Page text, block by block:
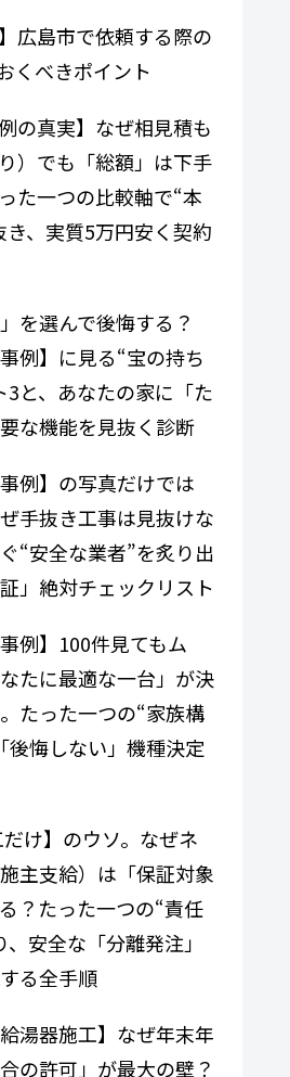
広島市で依頼する際の
くべきポイント
の真実】なぜ相見積も
）でも「総額」は下手
た一つの比較軸で“本
き、実質5万円安く契約
を選んで後悔する？
例】に見る“宝の持ち
3と、あなたの家に「た
な機能を見抜く診断
事例】の写真だけでは
手抜き工事は見抜けな
“安全な業者”を炙り出
」絶対チェックリスト
例】100件見てもム
たに最適な一台」が決
たった一つの“家族構
後悔しない」機種決定
だけ】のウソ。なぜネ
主支給）は「保証対象
？たった一つの“責任
安全な「分離発注」
る全手順
給湯器施工】なぜ年末年
の許可」が最大の壁？